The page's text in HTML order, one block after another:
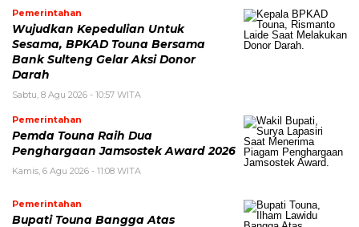
Pemerintahan
Wujudkan Kepedulian Untuk
Sesama, BPKAD Touna Bersama
Bank Sulteng Gelar Aksi Donor
Darah
Sabtu, 8 Agu 2026 - 10:57 WITA
Pemerintahan
Pemda Touna Raih Dua
Penghargaan Jamsostek Award 2026
Kamis, 6 Agu 2026 - 11:08 WITA
Pemerintahan
Bupati Touna Bangga Atas